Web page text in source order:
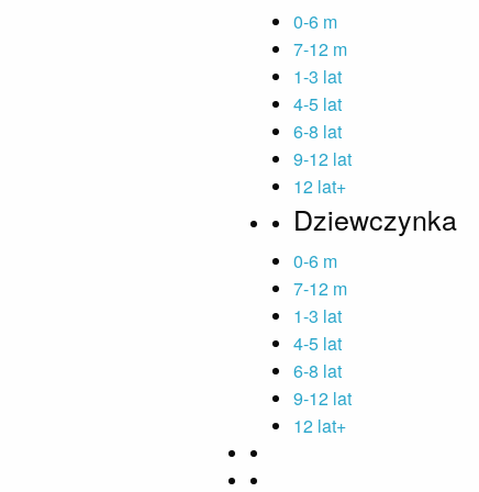
0-6 m
7-12 m
1-3 lat
4-5 lat
6-8 lat
9-12 lat
12 lat+
Dziewczynka
0-6 m
7-12 m
1-3 lat
4-5 lat
6-8 lat
9-12 lat
12 lat+